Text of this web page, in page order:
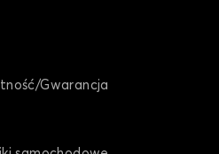
Gwarancja